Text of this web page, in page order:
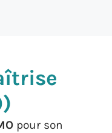
pour son